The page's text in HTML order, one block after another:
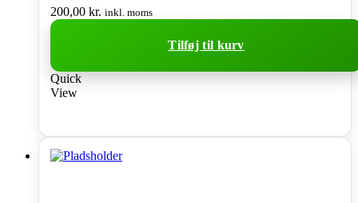
200,00 kr. inkl. moms
Tilføj til kurv
Quick
View